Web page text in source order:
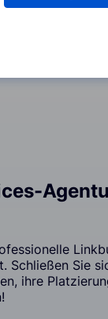
Schließen Sie
ihre